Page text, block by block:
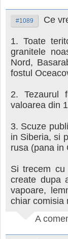
#1089 Ce
1. Toate
granitele
Nord,
fostul
2. Tezaurul
valoarea din
3. Scuze
in Siberia, si
rusa (pana in
Si trecem cu
create dupa
vapoare,
chiar comisia
A